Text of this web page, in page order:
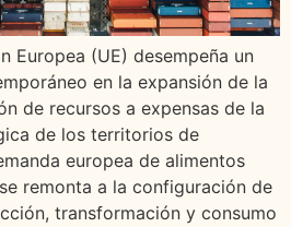
Europea (UE) desempeña un
en la expansión de la
de recursos a expensas de la
de los territorios de
europea de alimentos
remonta a la configuración de
transformación y consumo